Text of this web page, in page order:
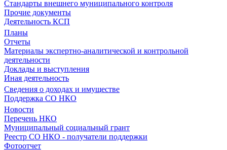
Стандарты внешнего муниципального контроля
Прочие документы
Деятельность КСП
Планы
Отчеты
Материалы экспертно-аналитической и контрольной
деятельности
Доклады и выступления
Иная деятельность
Сведения о доходах и имуществе
Поддержка СО НКО
Новости
Перечень НКО
Муниципальный социальный грант
Реестр СО НКО - получатели поддержки
Фотоотчет